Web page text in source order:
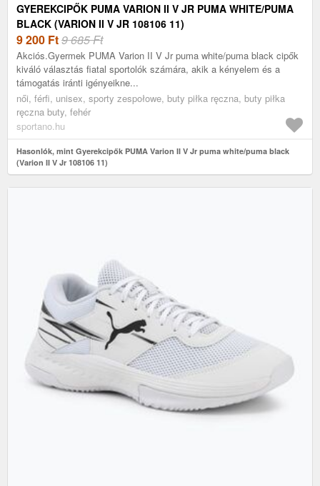
GYEREKCIPŐK PUMA VARION II V JR PUMA WHITE/PUMA
BLACK (VARION II V JR 108106 11)
9 200 Ft9 685 Ft
Akciós.Gyermek PUMA Varion II V Jr puma white/puma black cipők
kiváló választás fiatal sportolók számára, akik a kényelem és a
támogatás iránti igényeikne...
női, férfi, unisex, sporty zespołowe, buty piłka ręczna, buty piłka
ręczna buty, fehér
sportano.hu
Hasonlók, mint Gyerekcipők PUMA Varion II V Jr puma white/puma black
(Varion II V Jr 108106 11)